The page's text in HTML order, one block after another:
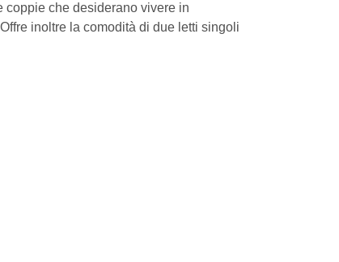
coppie che desiderano vivere in
inoltre la comodità di due letti singoli